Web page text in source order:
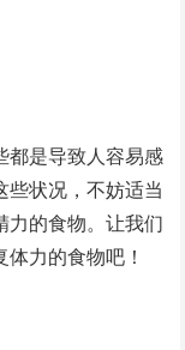
都是导致人容易感
些状况，不妨适当
力的食物。让我们
力的食物吧！